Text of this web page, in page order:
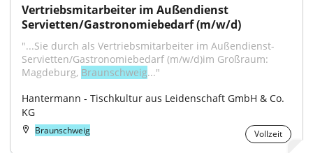
Vertriebsmitarbeiter im Außendienst
Servietten/Gastronomiebedarf (m/w/d)
"...Sie durch als Vertriebsmitarbeiter im Außendienst-
Servietten/Gastronomiebedarf (m/w/d)im Großraum:
Magdeburg, Braunschweig..."
Hantermann - Tischkultur aus Leidenschaft GmbH & Co.
KG
Braunschweig Vollzeit